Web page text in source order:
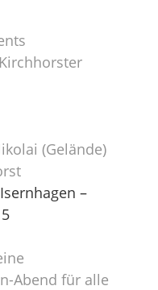
(Gelände)
–
Abend für alle